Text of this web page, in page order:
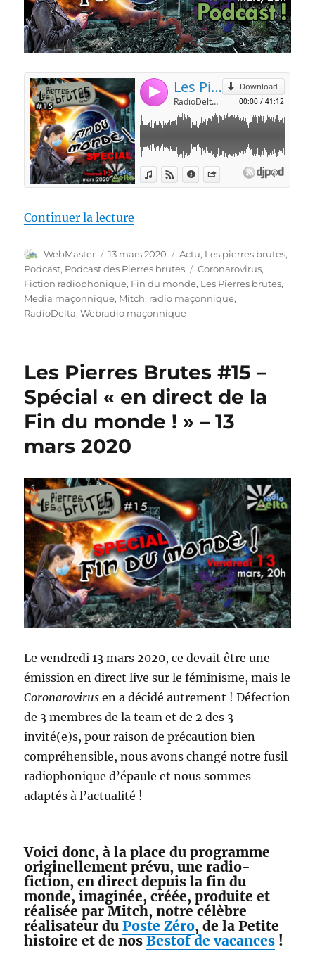
Continuer la lecture
Auteur
WebMaster
Publié
le
13 mars 2020 Catégories
Actu, Les pierres brutes,
Podcast, Podcast des Pierres brutes Étiquettes
Coronarovirus,
Fiction radiophonique, Fin du monde, Les Pierres brutes,
Media maçonnique, Mitch, radio maçonnique,
RadioDelta,Webradio maçonnique
Les Pierres Brutes #15 –
Spécial « en direct de la
Fin du monde ! » – 13
mars 2020
Le vendredi 13 mars 2020, ce devait être une
émission en direct live sur le féminisme, mais le
Coronarovirus en a décidé autrement ! Défection
de 3 membres de la team et de 2 des 3
invité(e)s, pour raison de précaution bien
compréhensible, nous avons changé notre fusil
radiophonique d’épaule et nous sommes
adaptés à l’actualité !
Voici donc, à la place du programme
originellement prévu, une radio-
fiction, en direct depuis la fin du
monde, imaginée, créée, produite et
réalisée par Mitch, notre célèbre
réalisateur duPoste Zéro, de la Petite
histoire et de nosBestof de vacances !